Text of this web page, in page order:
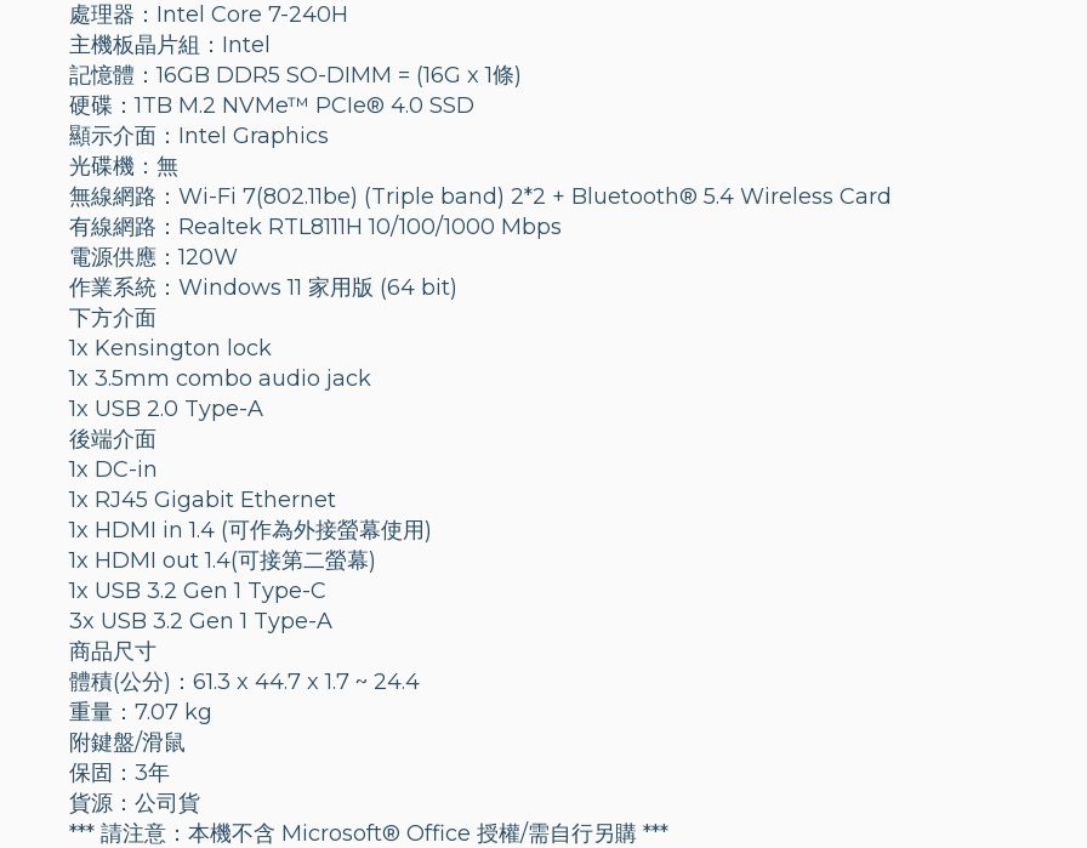
處理器：Intel Core 7-240H
主機板晶片組：Intel
記憶體：16GB DDR5 SO-DIMM = (16G x 1條)
硬碟：1TB M.2 NVMe™ PCIe® 4.0 SSD
顯示介面：Intel Graphics
光碟機：無
無線網路：Wi-Fi 7(802.11be) (Triple band) 2*2 + Bluetooth® 5.4 Wireless Card
有線網路：Realtek RTL8111H 10/100/1000 Mbps
電源供應：120W
作業系統：Windows 11 家用版 (64 bit)
下方介面
1x Kensington lock
1x 3.5mm combo audio jack
1x USB 2.0 Type-A
後端介面
1x DC-in
1x RJ45 Gigabit Ethernet
1x HDMI in 1.4 (可作為外接螢幕使用)
1x HDMI out 1.4(可接第二螢幕)
1x USB 3.2 Gen 1 Type-C
3x USB 3.2 Gen 1 Type-A
商品尺寸
體積(公分)：61.3 x 44.7 x 1.7 ~ 24.4
重量：7.07 kg
附鍵盤/滑鼠
保固：3年
貨源：公司貨
*** 請注意：本機不含 Microsoft® Office 授權/需自行另購 ***